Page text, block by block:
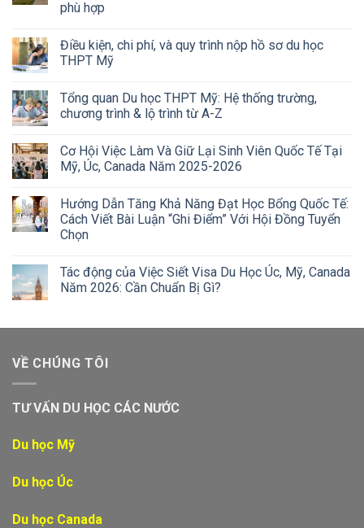
phù hợp
Điều kiện, chi phí, và quy trình nộp hồ sơ du học
THPT Mỹ
Tổng quan Du học THPT Mỹ: Hệ thống trường,
chương trình & lộ trình từ A-Z
Cơ Hội Việc Làm Và Giữ Lại Sinh Viên Quốc Tế Tại
Mỹ, Úc, Canada Năm 2025-2026
Hướng Dẫn Tăng Khả Năng Đạt Học Bổng Quốc Tế:
Cách Viết Bài Luận “Ghi Điểm” Với Hội Đồng Tuyển
Chọn
Tác động của Việc Siết Visa Du Học Úc, Mỹ, Canada
Năm 2026: Cần Chuẩn Bị Gì?
VỀ CHÚNG TÔI
TƯ VẤN DU HỌC CÁC NƯỚC
Du học Mỹ
Du học Úc
Du học Canada